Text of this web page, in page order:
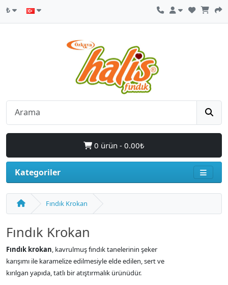
₺
0 ürün - 0.00₺
Kategoriler
Fındık Krokan
Fındık Krokan
Fındık krokan , kavrulmuş fındık tanelerinin şeker
karışımı ile karamelize edilmesiyle elde edilen, sert ve
kırılgan yapıda, tatlı bir atıştırmalık ürünüdür.